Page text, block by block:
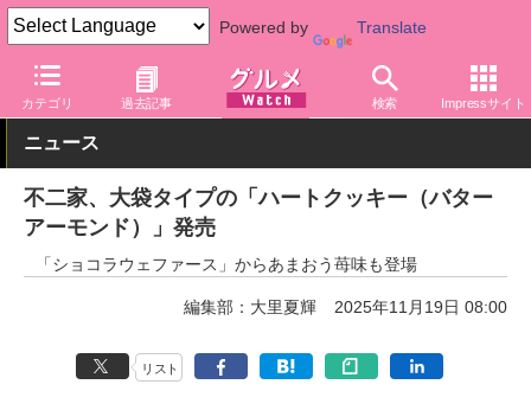
Powered by Translate
カテゴリ 過去記事 検索 Impressサイト
グルメ Watch 店舗 洋菓子店 不二家
ニュース
不二家、大袋タイプの「ハートクッキー（バター
アーモンド）」発売
「ショコラウェファース」からあまおう苺味も登場
編集部：大里夏輝 2025年11月19日 08:00
リスト